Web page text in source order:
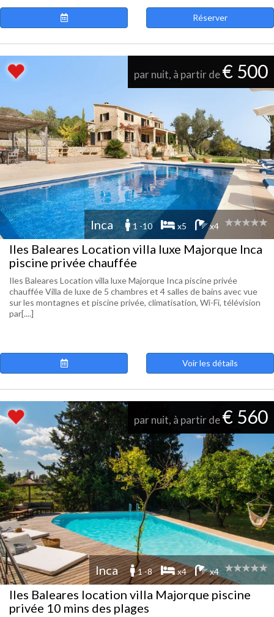
Réserver
par nuit, à partir de€ 500
Inca 1 -10 x5 x4
Iles Baleares Location villa luxe Majorque Inca
piscine privée chauffée
Iles Baleares Location villa luxe Majorque Inca piscine privée
chauffée Villa de luxe de 5 chambres et 4 salles de bains avec vue
sur les montagnes et piscine privée, climatisation, Wi-Fi, télévision
par[....]
Voir les détails
par nuit, à partir de€ 560
Inca 1 -8 x4 x4
Iles Baleares location villa Majorque piscine
privée 10 mins des plages